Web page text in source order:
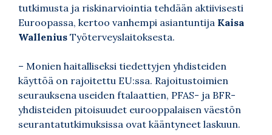
tutkimusta ja riskinarviointia tehdään aktiivisesti
Euroopassa, kertoo vanhempi asiantuntija Kaisa
Wallenius Työterveyslaitoksesta.
– Monien haitalliseksi tiedettyjen yhdisteiden
käyttöä on rajoitettu EU:ssa. Rajoitustoimien
seurauksena useiden ftalaattien, PFAS- ja BFR-
yhdisteiden pitoisuudet eurooppalaisen väestön
seurantatutkimuksissa ovat kääntyneet laskuun.